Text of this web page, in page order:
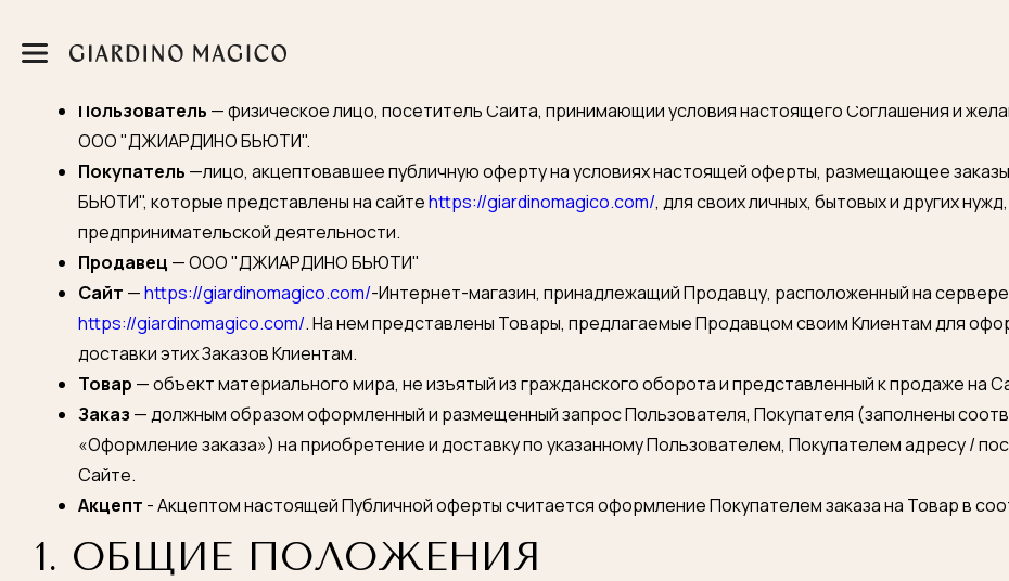
Пользователь — физическое лицо, посетитель Сайта, принимающий условия настоящего Соглашения и
ООО "ДЖИАРДИНО БЬЮТИ".
Покупатель —лицо, акцептовавшее публичную оферту на условиях настоящей оферты, размещающее
БЬЮТИ", которые представлены на сайтеhttps://giardinomagico.com/, для своих личных, бытовых и других
предпринимательской деятельности.
Продавец — ООО "ДЖИАРДИНО БЬЮТИ"
Сайт —https://giardinomagico.com/-Интернет-магазин, принадлежащий Продавцу, расположенный на
https://giardinomagico.com/. На нем представлены Товары, предлагаемые Продавцом своим Клиентам для
доставки этих Заказов Клиентам.
Товар — объект материального мира, не изъятый из гражданского оборота и представленный к продаже на
Заказ — должным образом оформленный и размещенный запрос Пользователя, Покупателя (заполнены
«Оформление заказа») на приобретение и доставку по указанному Пользователем, Покупателем адресу /
Сайте.
Акцепт - Акцептом настоящей Публичной оферты считается оформление Покупателем заказа на Товар в
1. ОБЩИЕ ПОЛОЖЕНИЯ